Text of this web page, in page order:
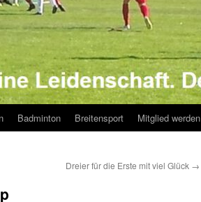
Badminton Breitensport Mitglied werden
Dreier für die Erste mit viel Glück →